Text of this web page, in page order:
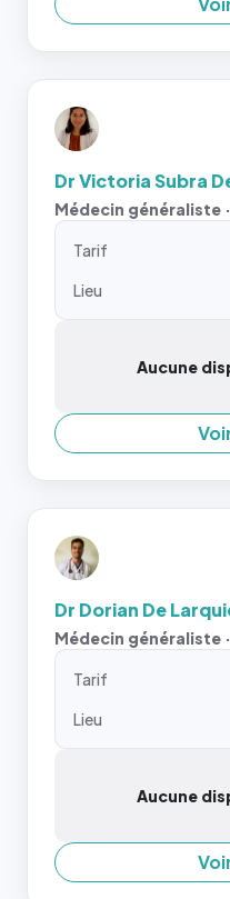
Dr Victoria Subra
Médecin généraliste
Tarif
Lieu
Aucune
Dr Dorian De
Médecin généraliste
Tarif
Lieu
Aucune